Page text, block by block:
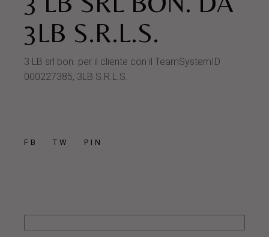
3LB S.R.L.S.
3 LB srl bon. per il cliente con il TeamSystemID
000227385, 3LB S.R.L.S.
FB TW PIN